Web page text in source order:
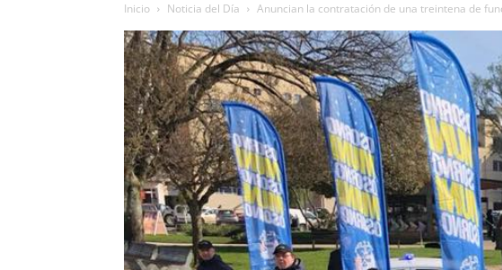
Inicio Noticia del Día Anuncian la contratación de una treintena de